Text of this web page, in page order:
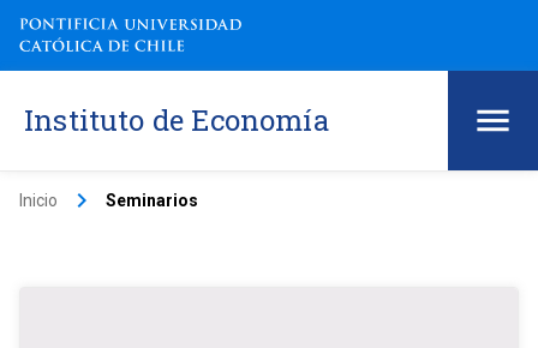
Instituto de Economía
Inicio keyboard_arrow_right Seminarios